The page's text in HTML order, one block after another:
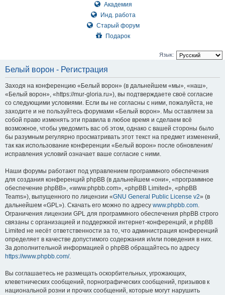
Академия
Инд. работа
Старый форум
Подарок
Язык:
Белый ворон - Регистрация
Заходя на конференцию «Белый ворон» (в дальнейшем «мы», «наш»,
«Белый ворон», «https://mur-gloria.ru»), вы подтверждаете своё согласие
со следующими условиями. Если вы не согласны с ними, пожалуйста, не
заходите и не пользуйтесь форумами «Белый ворон». Мы оставляем за
собой право изменять эти правила в любое время и сделаем всё
возможное, чтобы уведомить вас об этом, однако с вашей стороны было
бы разумным регулярно просматривать этот текст на предмет изменений,
так как использование конференции «Белый ворон» после обновления/
исправления условий означает ваше согласие с ними.
Наши форумы работают под управлением программного обеспечения
для создания конференций phpBB (в дальнейшем «они», «программное
обеспечение phpBB», «www.phpbb.com», «phpBB Limited», «phpBB
Teams»), выпущенного по лицензии «GNU General Public License v2» (в
дальнейшем «GPL»). Скачать его можно по адресу www.phpbb.com
Ограничения лицензии GPL для программного обеспечения phpBB строго
связаны с организацией и поддержкой интернет-конференций, и phpBB
Limited не несёт ответственности за то, что администрация конференций
определяет в качестве допустимого содержания и/или поведения в них.
За дополнительной информацией о phpBB обращайтесь по адресу
https://www.phpbb.com/.
Вы соглашаетесь не размещать оскорбительных, угрожающих,
клеветнических сообщений, порнографических сообщений, призывов к
национальной розни и прочих сообщений, которые могут нарушить